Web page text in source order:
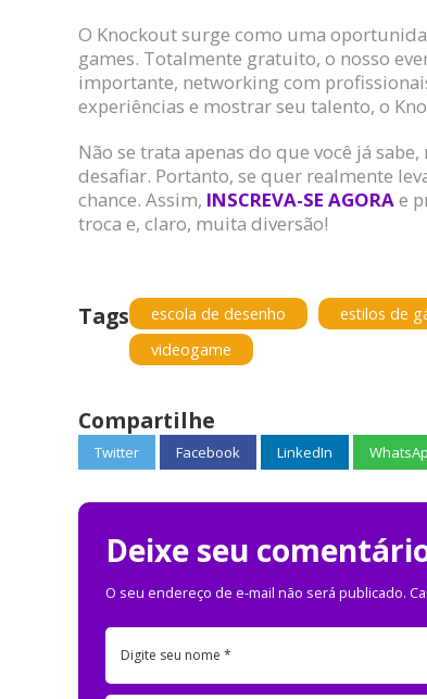
O Knockout surge como uma
games. Totalmente gratuito, o nosso
importante, networking com
experiências e mostrar seu talento, o
Não se trata apenas do que você já
desafiar. Portanto, se quer realmente
chance. Assim, INSCREVA-SE AGORAe
troca e, claro, muita diversão!
Tags escola de desenho estilos de
videogame
Compartilhe
Twitter Facebook LinkedIn
Deixe seu
O seu endereço de e-mail não será publicado.
Digite seu nome *